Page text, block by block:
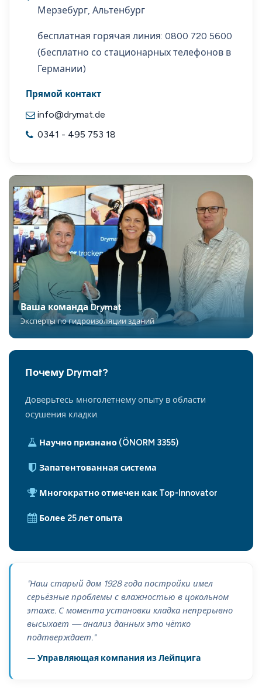
Мерзебург, Альтенбург
бесплатная горячая линия: 0800 720 5600
(бесплатно со стационарных телефонов в
Германии)
Прямой контакт
info@drymat.de
0341 - 495 753 18
Ваша команда Drymat
Эксперты по гидроизоляции зданий
Почему Drymat?
Доверьтесь многолетнему опыту в области
осушения кладки.
Научно признано (ÖNORM 3355)
Запатентованная система
Многократно отмечен как Top-Innovator
Более 25 лет опыта
"Наш старый дом 1928 года постройки имел
серьёзные проблемы с влажностью в цокольном
этаже. С момента установки кладка непрерывно
высыхает — анализ данных это чётко
подтверждает."
— Управляющая компания из Лейпцига